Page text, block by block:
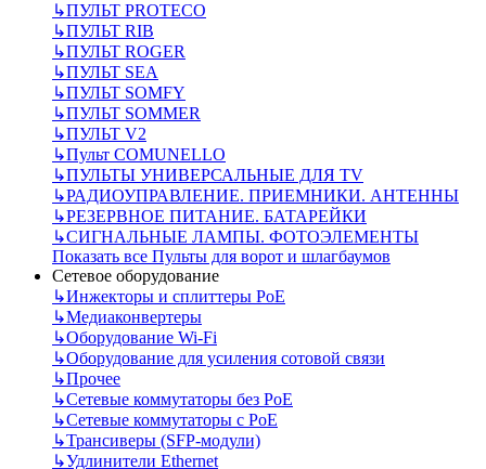
↳ПУЛЬТ PROTECO
↳ПУЛЬТ RIB
↳ПУЛЬТ ROGER
↳ПУЛЬТ SEA
↳ПУЛЬТ SOMFY
↳ПУЛЬТ SOMMER
↳ПУЛЬТ V2
↳Пульт СOMUNELLO
↳ПУЛЬТЫ УНИВЕРСАЛЬНЫЕ ДЛЯ TV
↳РАДИОУПРАВЛЕНИЕ. ПРИЕМНИКИ. АНТЕННЫ
↳РЕЗЕРВНОЕ ПИТАНИЕ. БАТАРЕЙКИ
↳СИГНАЛЬНЫЕ ЛАМПЫ. ФОТОЭЛЕМЕНТЫ
Показать все Пульты для ворот и шлагбаумов
Сетевое оборудование
↳Инжекторы и сплиттеры РоЕ
↳Медиаконвертеры
↳Оборудование Wi-Fi
↳Оборудование для усиления сотовой связи
↳Прочее
↳Сетевые коммутаторы без РоЕ
↳Сетевые коммутаторы с РоЕ
↳Трансиверы (SFP-модули)
↳Удлинители Ethernet